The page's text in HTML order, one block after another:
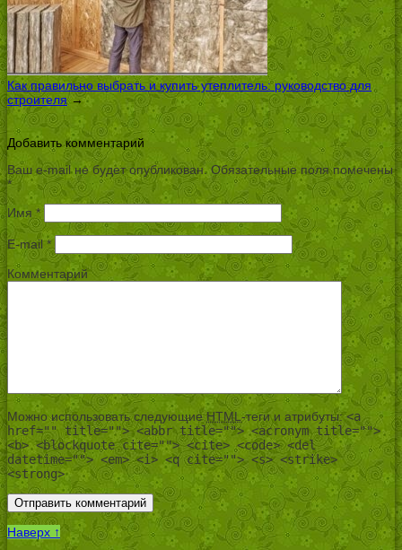
Как правильно выбрать и купить утеплитель: руководство для
строителя→
Добавить комментарий
Ваш e-mail не будет опубликован. Обязательные поля помечены
*
Имя *
E-mail*
Комментарий
Можно использовать следующиеHTML -теги и атрибуты:<a
href="" title=""> <abbr title=""> <acronym title="">
<b> <blockquote cite=""> <cite> <code> <del
datetime=""> <em> <i> <q cite=""> <s> <strike>
<strong>
Наверх ↑